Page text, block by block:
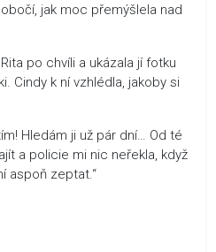
jak moc přemýšlela nad
po chvíli a ukázala jí fotku
Cindy k ní vzhlédla, jakoby si
Hledám ji už pár dní… Od té
a policie mi nic neřekla, když
aspoň zeptat.“